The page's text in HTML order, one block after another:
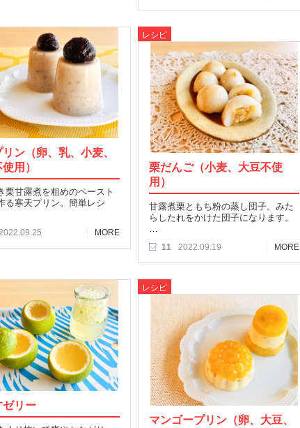
ン（卵、乳、小麦、
用）
栗甘露煮を粗めのペースト
る寒天プリン。簡単レシ
MORE
レシピ
栗だんご（小麦、大豆不使
用）
甘露煮栗ともち粉の蒸し団子。みた
らしたれをかけた団子になります。
…
11 2022.09.19 MORE
ゼリー
レシピ
マンゴープリン（卵、大豆、